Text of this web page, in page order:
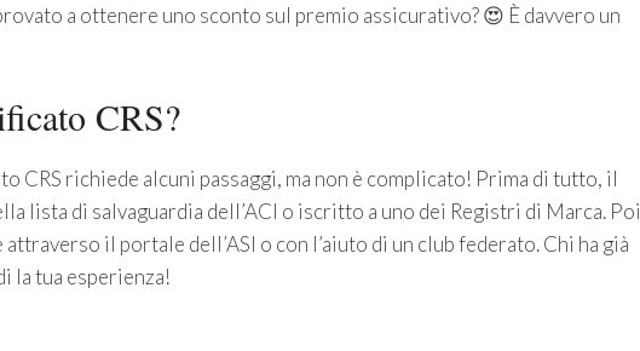
a ottenere uno sconto sul premio assicurativo? 😍 È davvero un
CRS?
CRS richiede alcuni passaggi, ma non è complicato! Prima di tutto, il
lista di salvaguardia dell’ACI o iscritto a uno dei Registri di Marca.
il portale dell’ASI o con l’aiuto di un club federato. Chi ha già
la tua esperienza!